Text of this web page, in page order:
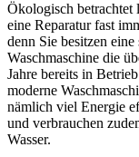
Ökologisch betrachtet
eine Reparatur fast
denn Sie besitzen eine
Waschmaschine die
Jahre bereits in
moderne
nämlich viel Energie
und verbrauchen
Wasser.